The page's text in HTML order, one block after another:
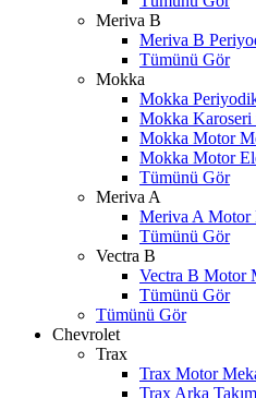
Meriva B
Meriva B
Tümünü Gör
Mokka
Mokka
Mokka
Mokka Motor
Mokka Motor
Tümünü Gör
Meriva A
Meriva A Motor
Tümünü Gör
Vectra B
Vectra B Motor
Tümünü Gör
Tümünü Gör
Chevrolet
Trax
Trax Motor
Trax Arka